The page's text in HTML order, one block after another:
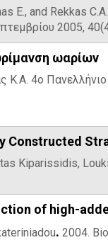
E., and Rekkas
2005,
ωαρίων
Κ.Α. 4ο
Constructed
Kiparissidis,
of high-
. 2004.